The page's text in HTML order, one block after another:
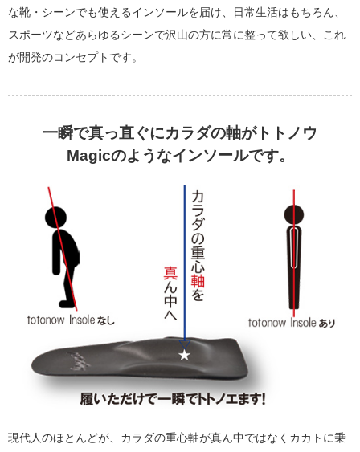
な靴・シーンでも使えるインソールを届け、日常生活はもちろん、
スポーツなどあらゆるシーンで沢山の方に常に整って欲しい、これ
が開発のコンセプトです。
一瞬で真っ直ぐにカラダの軸がトトノウ
Magicのようなインソールです。
現代人のほとんどが、カラダの重心軸が真ん中ではなくカカトに乗